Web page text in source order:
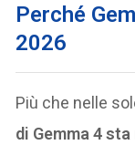
Perché
2026
Più che nelle
di Gemma 4